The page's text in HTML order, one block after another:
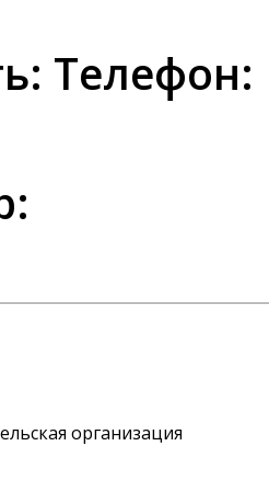
Телефон:
организация